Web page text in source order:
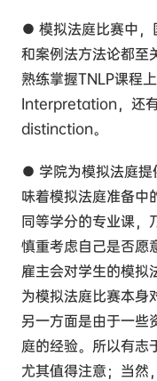
● 模拟法庭比赛中，
和案例法方法论都至
熟练掌握TNLP课程
Interpretation，还
distinction。
● 学院为模拟法庭提
味着模拟法庭准备中
同等学分的专业课，
慎重考虑自己是否愿
雇主会对学生的模拟
为模拟法庭比赛本身
另一方面是由于一些
庭的经验。所以有志
尤其值得注意；当然